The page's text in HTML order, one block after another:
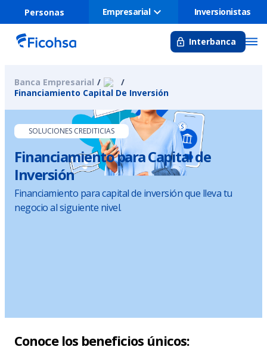
Personas Empresarial Inversionistas
Interbanca
Banca Empresarial
Financiamiento Capital De Inversión
SOLUCIONES CREDITICIAS
Financiamiento para Capital de
Inversión
Financiamiento para capital de inversión que lleva tu
negocio al siguiente nivel.
Conoce los beneficios únicos: